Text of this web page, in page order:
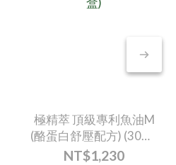
極精萃 頂級專利魚油M
(酪蛋白舒壓配方) (30顆/
盒)
NT$1,230